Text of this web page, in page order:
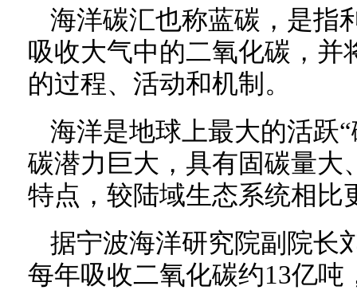
海洋碳汇也称蓝碳，是指
吸收大气中的二氧化碳，并
的过程、活动和机制。
海洋是地球上最大的活跃
碳潜力巨大，具有固碳量大
特点，较陆域生态系统相比
据宁波海洋研究院副院长
每年吸收二氧化碳约13亿吨